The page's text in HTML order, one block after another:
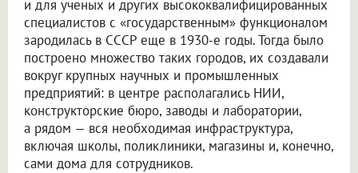
и для ученых и других высококвалифицированных
специалистов с «государственным» функционалом
зародилась в СССР еще в 1930-е годы. Тогда было
построено множество таких городов, их создавали
вокруг крупных научных и промышленных
предприятий: в центре располагались НИИ,
конструкторские бюро, заводы и лаборатории,
а рядом — вся необходимая инфраструктура,
включая школы, поликлиники, магазины и, конечно,
сами дома для сотрудников.